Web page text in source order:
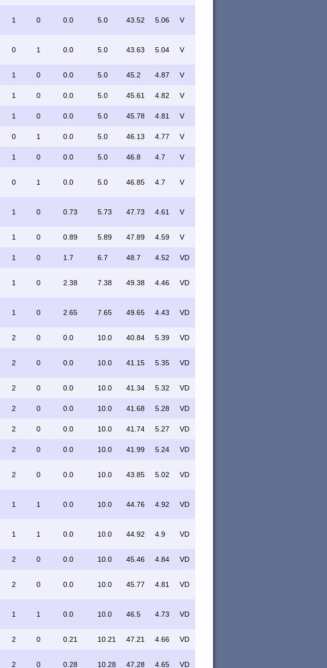
1 0 0.0 5.0 43.52 5.06 V
0 1 0.0 5.0 43.63 5.04 V
1 0 0.0 5.0 45.2 4.87 V
1 0 0.0 5.0 45.61 4.82 V
1 0 0.0 5.0 45.78 4.81 V
0 1 0.0 5.0 46.13 4.77 V
1 0 0.0 5.0 46.8 4.7 V
0 1 0.0 5.0 46.85 4.7 V
1 0 0.73 5.73 47.73 4.61 V
1 0 0.89 5.89 47.89 4.59 V
1 0 1.7 6.7 48.7 4.52 VD
1 0 2.38 7.38 49.38 4.46 VD
1 0 2.65 7.65 49.65 4.43 VD
2 0 0.0 10.0 40.84 5.39 VD
2 0 0.0 10.0 41.15 5.35 VD
2 0 0.0 10.0 41.34 5.32 VD
2 0 0.0 10.0 41.68 5.28 VD
2 0 0.0 10.0 41.74 5.27 VD
2 0 0.0 10.0 41.99 5.24 VD
2 0 0.0 10.0 43.85 5.02 VD
1 1 0.0 10.0 44.76 4.92 VD
1 1 0.0 10.0 44.92 4.9 VD
2 0 0.0 10.0 45.46 4.84 VD
2 0 0.0 10.0 45.77 4.81 VD
1 1 0.0 10.0 46.5 4.73 VD
2 0 0.21 10.21 47.21 4.66 VD
2 0 0.28 10.28 47.28 4.65 VD